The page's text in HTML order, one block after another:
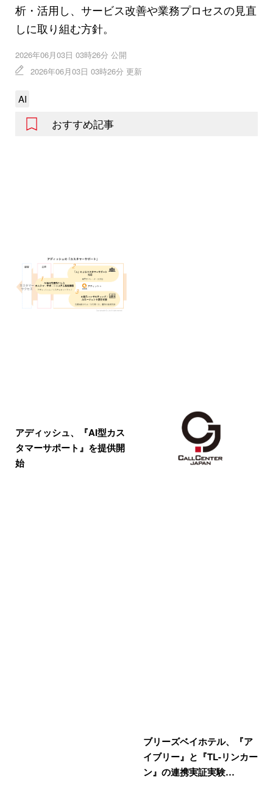
析・活用し、サービス改善や業務プロセスの見直
しに取り組む方針。
2026年06月03日 03時26分 公開
2026年06月03日 03時26分 更新
AI
おすすめ記事
アディッシュ、『AI型カス
タマーサポート』を提供開
始
ブリーズベイホテル、『ア
イブリー』と『TL-リンカー
ン』の連携実証実験…